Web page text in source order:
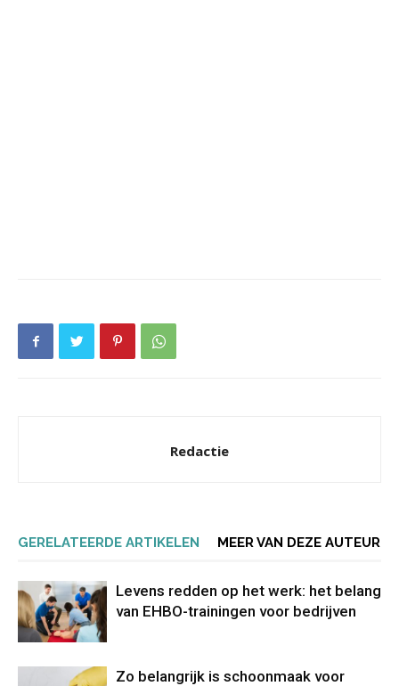
Redactie
GERELATEERDE ARTIKELEN MEER VAN DEZE AUTEUR
Levens redden op het werk: het belang
van EHBO-trainingen voor bedrijven
Zo belangrijk is schoonmaak voor